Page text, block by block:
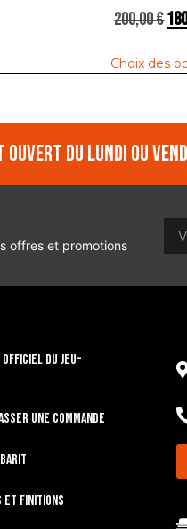
200,00€
Choix des
du lundi ou
offres et promotions
DU JEU-
une commande
et finitions